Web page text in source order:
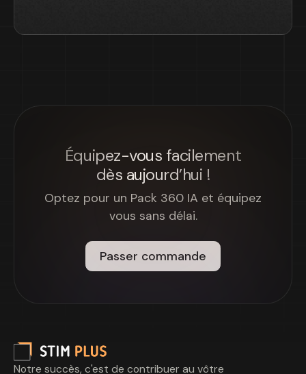
Équipez-vous facilement
dès aujourd’hui !
Optez pour un Pack 360 IA et équipez
vous sans délai.
Passer commande
Notre succès, c'est de contribuer au vôtre